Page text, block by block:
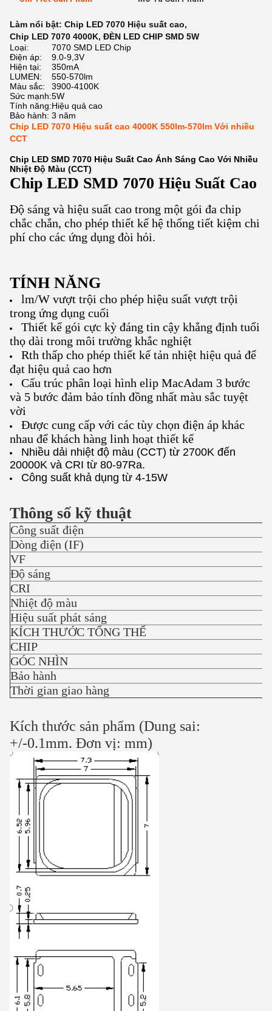
Làm nổi bật: Chip LED 7070 Hiệu suất cao,
Chip LED 7070 4000K, ĐÈN LED CHIP SMD 5W
Loại:
7070 SMD LED Chip
Điện áp:
9.0-9,3V
Hiện tại:
350mA
LUMEN:
550-570lm
Màu sắc:
3900-4100K
Sức mạnh:5W
Tính năng:Hiệu quả cao
Bảo hành: 3 năm
Chip LED 7070 Hiệu suất cao 4000K 550lm-570lm Với nhiều
CCT
Chip LED SMD 7070 Hiệu Suất Cao Ánh Sáng Cao Với Nhiều
Nhiệt Độ Màu (CCT)
Chip LED SMD 7070 Hiệu Suất Cao
Độ sáng và hiệu suất cao trong một gói đa chip
chắc chắn, cho phép thiết kế hệ thống tiết kiệm chi
phí cho các ứng dụng đòi hỏi.
TÍNH NĂNG
lm/W vượt trội cho phép hiệu suất vượt trội
trong ứng dụng cuối
Thiết kế gói cực kỳ đáng tin cậy khẳng định tuổi
thọ dài trong môi trường khắc nghiệt
Rth thấp cho phép thiết kế tản nhiệt hiệu quả để
đạt hiệu quả cao hơn
Cấu trúc phân loại hình elip MacAdam 3 bước
và 5 bước đảm bảo tính đồng nhất màu sắc tuyệt
vời
Được cung cấp với các tùy chọn điện áp khác
nhau để khách hàng linh hoạt thiết kế
Nhiều dải nhiệt độ màu (CCT) từ 2700K đến
20000K và CRI từ 80-97Ra.
Công suất khả dụng từ 4-15W
Thông số kỹ thuật
Công suất điện
Dòng điện (IF)
VF
Độ sáng
CRI
Nhiệt độ màu
Hiệu suất phát sáng
KÍCH THƯỚC TỔNG THỂ
CHIP
GÓC NHÌN
Bảo hành
Thời gian giao hàng
Kích thước sản phẩm (Dung sai:
+/-0.1mm. Đơn vị: mm)